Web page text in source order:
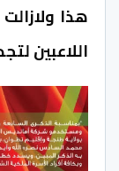
هذا
اللاعبين